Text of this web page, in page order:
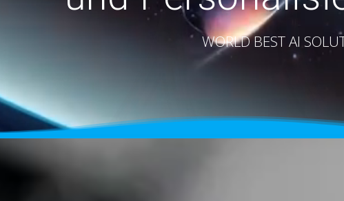
WORLD BEST AI